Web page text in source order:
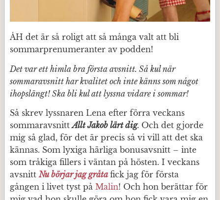
ÅH det är så roligt att så många valt att bli
sommarprenumeranter av podden!
Det var ett himla bra första avsnitt. Så kul när
sommaravsnitt har kvalitet och inte känns som något
ihopslängt! Ska bli kul att lyssna vidare i sommar!
Så skrev lyssnaren Lena efter förra veckans
sommaravsnittAllt Jakob lärt dig. Och det gjorde
mig så glad, för det är precis så vi vill att det ska
kännas. Som lyxiga härliga bonusavsnitt – inte
som tråkiga fillers i väntan på hösten. I veckans
avsnitt Nu börjar jag gråta fick jag för första
gången i livet tyst på Malin! Och hon berättar för